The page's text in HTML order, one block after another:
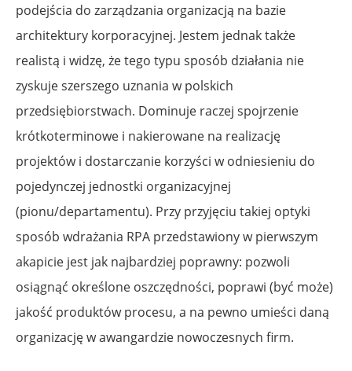
podejścia do zarządzania organizacją na bazie
architektury korporacyjnej. Jestem jednak także
realistą i widzę, że tego typu sposób działania nie
zyskuje szerszego uznania w polskich
przedsiębiorstwach. Dominuje raczej spojrzenie
krótkoterminowe i nakierowane na realizację
projektów i dostarczanie korzyści w odniesieniu do
pojedynczej jednostki organizacyjnej
(pionu/departamentu). Przy przyjęciu takiej optyki
sposób wdrażania RPA przedstawiony w pierwszym
akapicie jest jak najbardziej poprawny: pozwoli
osiągnąć określone oszczędności, poprawi (być może)
jakość produktów procesu, a na pewno umieści daną
organizację w awangardzie nowoczesnych firm.